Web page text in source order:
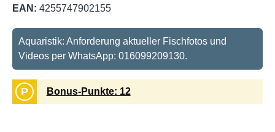
EAN: 4255747902155
Aquaristik: Anforderung aktueller Fischfotos und
Videos per WhatsApp: 016099209130.
P Bonus-Punkte: 12